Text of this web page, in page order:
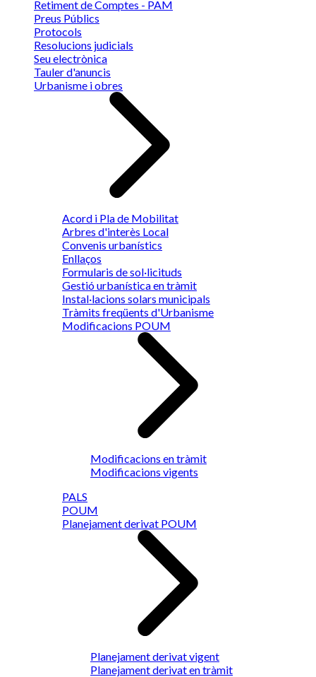
Retiment de Comptes - PAM
Preus Públics
Protocols
Resolucions judicials
Seu electrònica
Tauler d'anuncis
Urbanisme i obres
Acord i Pla de Mobilitat
Arbres d'interès Local
Convenis urbanístics
Enllaços
Formularis de sol·licituds
Gestió urbanística en tràmit
Instal·lacions solars municipals
Tràmits freqüents d'Urbanisme
Modificacions POUM
Modificacions en tràmit
Modificacions vigents
PALS
POUM
Planejament derivat POUM
Planejament derivat vigent
Planejament derivat en tràmit